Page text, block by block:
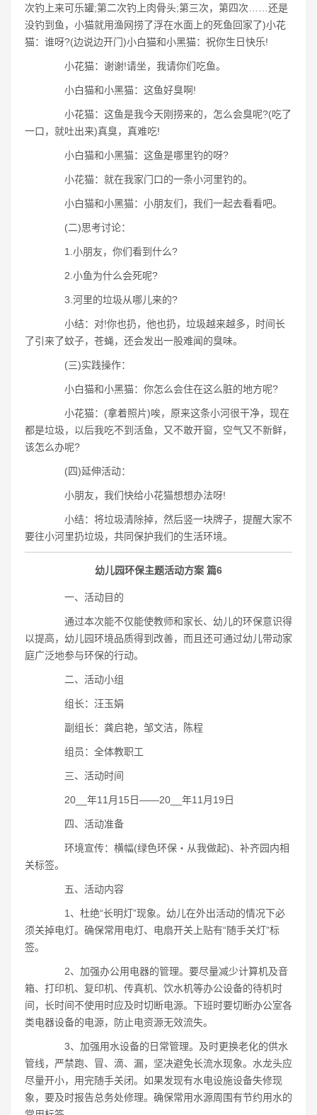
次钓上来可乐罐;第二次钓上肉骨头;第三次，第四次……还是
没钓到鱼，小猫就用渔网捞了浮在水面上的死鱼回家了)小花
猫：谁呀?(边说边开门)小白猫和小黑猫：祝你生日快乐!
小花猫：谢谢!请坐，我请你们吃鱼。
小白猫和小黑猫：这鱼好臭啊!
小花猫：这鱼是我今天刚捞来的，怎么会臭呢?(吃了
一口，就吐出来)真臭，真难吃!
小白猫和小黑猫：这鱼是哪里钓的呀?
小花猫：就在我家门口的一条小河里钓的。
小白猫和小黑猫：小朋友们，我们一起去看看吧。
(二)思考讨论：
1.小朋友，你们看到什么?
2.小鱼为什么会死呢?
3.河里的垃圾从哪儿来的?
小结：对!你也扔，他也扔，垃圾越来越多，时间长
了引来了蚊子，苍蝇，还会发出一股难闻的臭味。
(三)实践操作：
小白猫和小黑猫：你怎么会住在这么脏的地方呢?
小花猫：(拿着照片)唉，原来这条小河很干净，现在
都是垃圾，以后我吃不到活鱼，又不敢开窗，空气又不新鲜，
该怎么办呢?
(四)延伸活动：
小朋友，我们快给小花猫想想办法呀!
小结：将垃圾清除掉，然后竖一块牌子，提醒大家不
要往小河里扔垃圾，共同保护我们的生活环境。
幼儿园环保主题活动方案 篇6
一、活动目的
通过本次能不仅能使教师和家长、幼儿的环保意识得
以提高，幼儿园环境品质得到改善，而且还可通过幼儿带动家
庭广泛地参与环保的行动。
二、活动小组
组长：汪玉娟
副组长：龚启艳，邹文洁，陈程
组员：全体教职工
三、活动时间
20__年11月15日――20__年11月19日
四、活动准备
环境宣传：横幅(绿色环保・从我做起)、补齐园内相
关标签。
五、活动内容
1、杜绝“长明灯”现象。幼儿在外出活动的情况下必
须关掉电灯。确保常用电灯、电扇开关上贴有“随手关灯”标
签。
2、加强办公用电器的管理。要尽量减少计算机及音
箱、打印机、复印机、传真机、饮水机等办公设备的待机时
间，长时间不使用时应及时切断电源。下班时要切断办公室各
类电器设备的电源，防止电资源无效流失。
3、加强用水设备的日常管理。及时更换老化的供水
管线，严禁跑、冒、滴、漏，坚决避免长流水现象。水龙头应
尽量开小，用完随手关闭。如果发现有水电设施设备失修现
象，要及时报告总务处修理。确保常用水源周围有节约用水的